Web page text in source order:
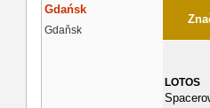
Gdańsk
Gdaňsk
LOTOS